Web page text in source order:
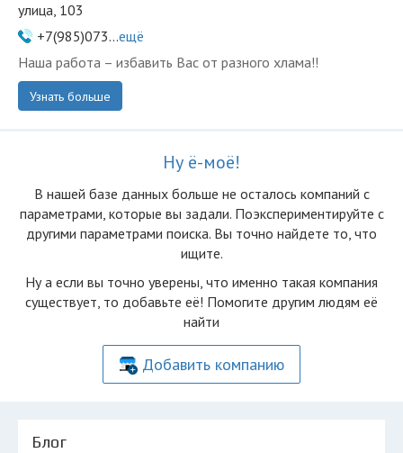
улица, 103
+7(985)073...ещё
Наша работа – избавить Вас от разного хлама!!
Узнать больше
Ну ё-моё!
В нашей базе данных больше не осталоcь компаний с
параметрами, которые вы задали. Поэкспериментируйте с
другими параметрами поиска. Вы точно найдете то, что
ищите.
Ну а если вы точно уверены, что именно такая компания
существует, то добавьте её! Помогите другим людям её
найти
Добавить компанию
Блог